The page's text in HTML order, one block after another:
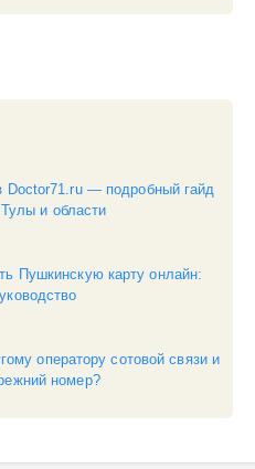
Doctor71.ru — подробный гайд
и области
Пушкинскую карту онлайн:
оператору сотовой связи и
номер?